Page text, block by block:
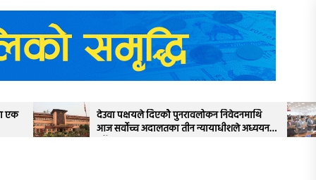
पक्षयले दिएकोे पुनरावलोकन निवेदनमाथि
अदालतका तीन न्यायाधीशले अध्ययन
प्रतिनिधिसभाको
स्थगित